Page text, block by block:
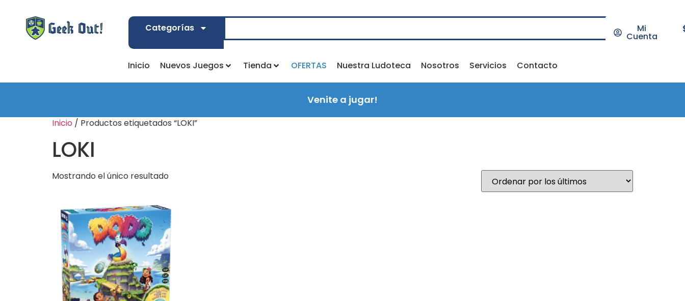
Categorías Mi
Cuenta
Inicio Nuevos Juegos Tienda OFERTAS Nuestra Ludoteca Nosotros Servicios Contacto
Venite a jugar!
Inicio / Productos etiquetados “LOKI”
LOKI
Mostrando el único resultado